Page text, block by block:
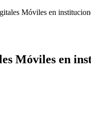
Móviles en
Móviles en